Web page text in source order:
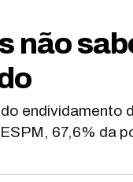
não
endividamento
67,6% da